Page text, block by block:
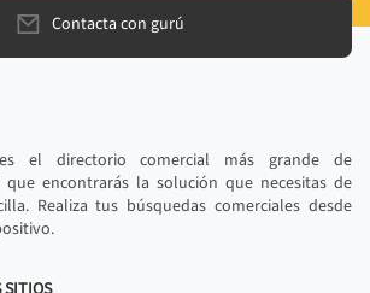
Contacta con gurú
es el directorio comercial más grande de
que encontrarás la solución que necesitas de
Realiza tus búsquedas comerciales desde